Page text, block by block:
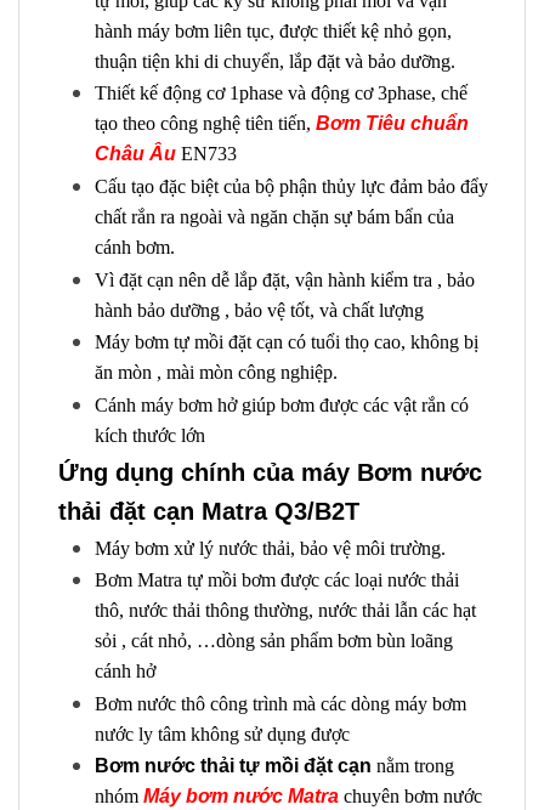
hành máy bơm liên tục, được thiết kệ nhỏ gọn,
thuận tiện khi di chuyển, lắp đặt và bảo dưỡng.
Thiết kế động cơ 1phase và động cơ 3phase, chế
tạo theo công nghệ tiên tiến, Bơm Tiêu chuẩn
Châu Âu EN733
Cấu tạo đặc biệt của bộ phận thủy lực đảm bảo đẩy
chất rắn ra ngoài và ngăn chặn sự bám bẩn của
cánh bơm.
Vì đặt cạn nên dễ lắp đặt, vận hành kiểm tra , bảo
hành bảo dưỡng , bảo vệ tốt, và chất lượng
Máy bơm tự mồi đặt cạn có tuổi thọ cao, không bị
ăn mòn , mài mòn công nghiệp.
Cánh máy bơm hở giúp bơm được các vật rắn có
kích thước lớn
Ứng dụng chính của máy Bơm nước
thải đặt cạn Matra Q3/B2T
Máy bơm xử lý nước thải, bảo vệ môi trường.
Bơm Matra tự mồi bơm được các loại nước thải
thô, nước thải thông thường, nước thải lẫn các hạt
sỏi , cát nhỏ, …dòng sản phẩm bơm bùn loãng
cánh hở
Bơm nước thô công trình mà các dòng máy bơm
nước ly tâm không sử dụng được
Bơm nước thải tự mồi đặt cạn nằm trong
nhóm Máy bơm nước Matra chuyên bơm nước